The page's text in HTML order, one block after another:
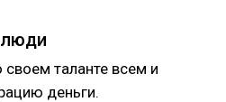
своем таланте всем и
деньги.